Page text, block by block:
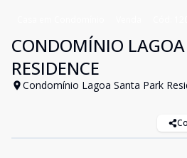
CONDOMÍNIO
RESIDENCE
Condomínio Lagoa Santa Park